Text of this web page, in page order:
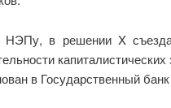
НЭПу, в решении X
в Государственный